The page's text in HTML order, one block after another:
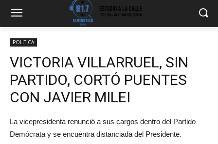
POLITICA
VICTORIA VILLARRUEL, SIN
PARTIDO, CORTÓ PUENTES
CON JAVIER MILEI
La vicepresidenta renunció a sus cargos dentro del Partido
Demócrata y se encuentra distanciada del Presidente.